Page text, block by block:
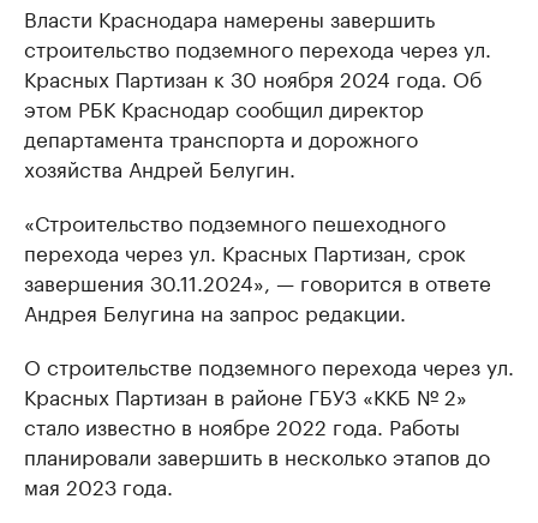
Власти Краснодара намерены завершить
строительство подземного перехода через ул.
Красных Партизан к 30 ноября 2024 года. Об
этом РБК Краснодар сообщил директор
департамента транспорта и дорожного
хозяйства Андрей Белугин.
«Строительство подземного пешеходного
перехода через ул. Красных Партизан, срок
завершения 30.11.2024», — говорится в ответе
Андрея Белугина на запрос редакции.
О строительстве подземного перехода через ул.
Красных Партизан в районе ГБУЗ «ККБ № 2»
стало известно в ноябре 2022 года. Работы
планировали завершить в несколько этапов до
мая 2023 года.